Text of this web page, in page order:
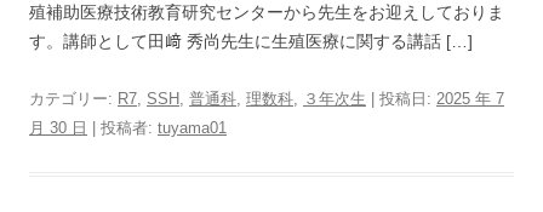
殖補助医療技術教育研究センターから先生をお迎えしておりま
す。講師として田﨑 秀尚先生に生殖医療に関する講話 […]
カテゴリー: R7, SSH , 普通科, 理数科, ３年次生 | 投稿日: 2025 年 7
月 30 日
投稿者: tuyama01